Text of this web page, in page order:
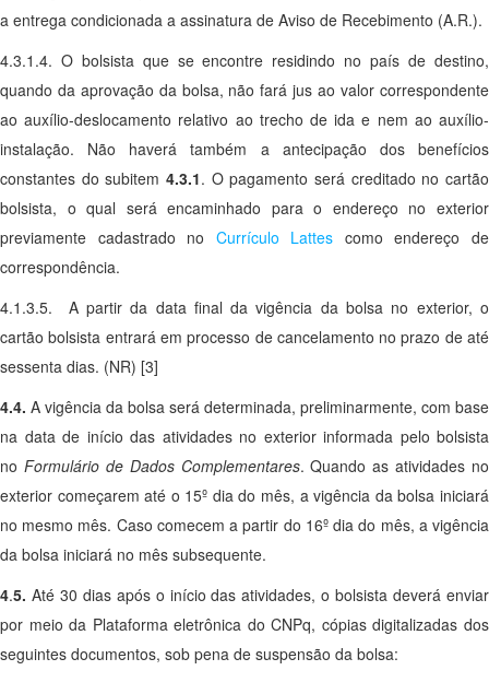
a entrega condicionada a assinatura de Aviso de Recebimento (A.R.).
4.3.1.4. O bolsista que se encontre residindo no país de destino,
quando da aprovação da bolsa, não fará jus ao valor correspondente
ao auxílio-deslocamento relativo ao trecho de ida e nem ao auxílio-
instalação. Não haverá também a antecipação dos benefícios
constantes do subitem 4.3.1. O pagamento será creditado no cartão
bolsista, o qual será encaminhado para o endereço no exterior
previamente cadastrado no Currículo Lattes como endereço de
correspondência.
4.1.3.5. A partir da data final da vigência da bolsa no exterior, o
cartão bolsista entrará em processo de cancelamento no prazo de até
sessenta dias. (NR) [3]
4.4. A vigência da bolsa será determinada, preliminarmente, com base
na data de início das atividades no exterior informada pelo bolsista
no Formulário de Dados Complementares. Quando as atividades no
exterior começarem até o 15º dia do mês, a vigência da bolsa iniciará
no mesmo mês. Caso comecem a partir do 16º dia do mês, a vigência
da bolsa iniciará no mês subsequente.
4.5. Até 30 dias após o início das atividades, o bolsista deverá enviar
por meio da Plataforma eletrônica do CNPq, cópias digitalizadas dos
seguintes documentos, sob pena de suspensão da bolsa: